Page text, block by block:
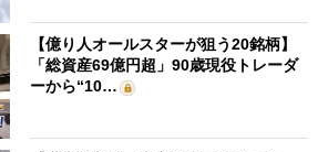
【億り人オールスターが狙う20銘柄】
「総資産69億円超」90歳現役トレーダ
ーから“10…